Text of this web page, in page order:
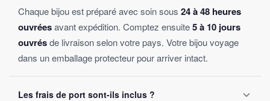
Chaque bijou est préparé avec soin sous 24 à 48 heures
ouvréesavant expédition. Comptez ensuite5 à 10 jours
ouvrésde livraison selon votre pays. Votre bijou voyage
dans un emballage protecteur pour arriver intact.
Les frais de port sont-ils inclus ?